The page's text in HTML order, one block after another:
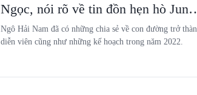
Ngọc, nói rõ về tin đồn hẹn hò Jun
Vũ
Ngô Hải Nam đã có những chia sẻ về con đường trở
diễn viên cũng như những kế hoạch trong năm 2022.